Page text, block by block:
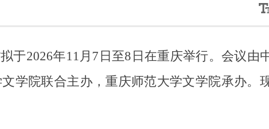
2026年11月7日至8日在重庆举行。会议由
学院联合主办，重庆师范大学文学院承办。